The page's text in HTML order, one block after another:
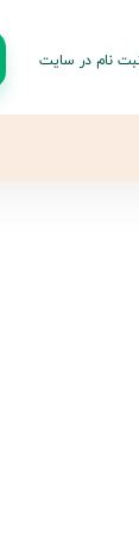
نام در سایت